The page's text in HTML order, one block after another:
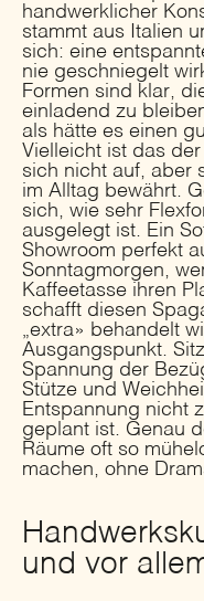
handwerklicher
stammt aus Italien
sich: eine
nie geschniegelt
Formen sind klar,
einladend zu
als hätte es einen
Vielleicht ist das
sich nicht auf, aber
im Alltag bewährt.
sich, wie sehr
ausgelegt ist. Ein
Showroom perfekt
Sonntagmorgen,
Kaffeetasse ihren
schafft diesen
„extra» behandelt
Ausgangspunkt.
Spannung der
Stütze und
Entspannung nicht
geplant ist. Genau
Räume oft so
machen, ohne
und vor